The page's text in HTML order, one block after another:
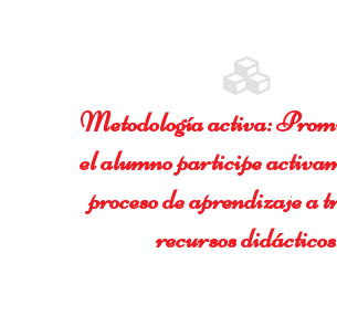
Metodología activa:
el alumno participe
proceso de aprendizaje a
recursos